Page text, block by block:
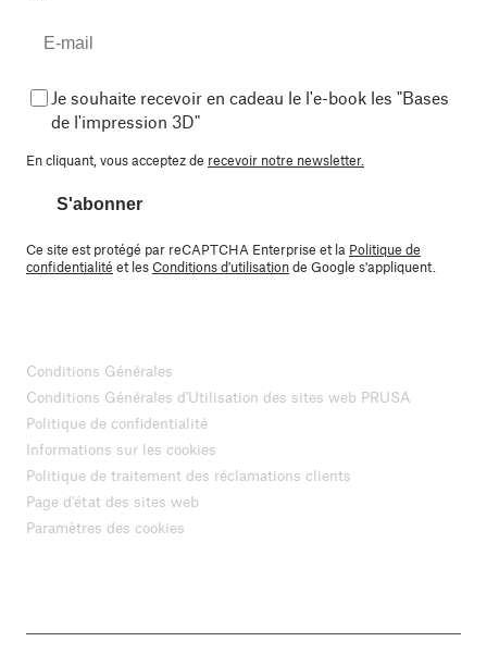
Je souhaite recevoir en cadeau le l'e-book les "Bases
de l'impression 3D"
En cliquant, vous acceptez de recevoir notre newsletter.
S'abonner
Ce site est protégé par reCAPTCHA Enterprise et la Politique de
confidentialité et lesConditions d'utilisationde Google s'appliquent.
Conditions Générales
Conditions Générales d'Utilisation des sites web PRUSA
Politique de confidentialité
Informations sur les cookies
Politique de traitement des réclamations clients
Page d'état des sites web
Paramètres des cookies